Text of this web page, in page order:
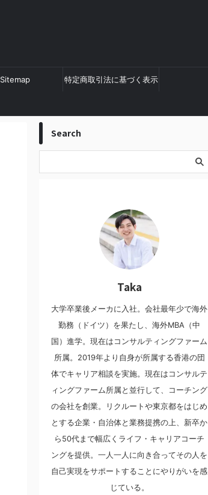
Sitemap 特定商取引法に基づく表示
Search
Taka
大学卒業後メーカに入社。会社最年少で海外
勤務（ドイツ）を果たし、海外MBA（中
国）進学。現在はコンサルティングファーム
所属。2019年より自身が所属する香港の団
体でキャリア相談を実施。現在はコンサルテ
ィングファーム所属と並行して、コーチング
の会社を創業。リクルートや東京都をはじめ
とする企業・自治体と業務提携の上、新卒か
ら50代まで幅広くライフ・キャリアコーチ
ングを提供。一人一人に向き合ってその人を
自己実現をサポートすることにやりがいを感
じている。